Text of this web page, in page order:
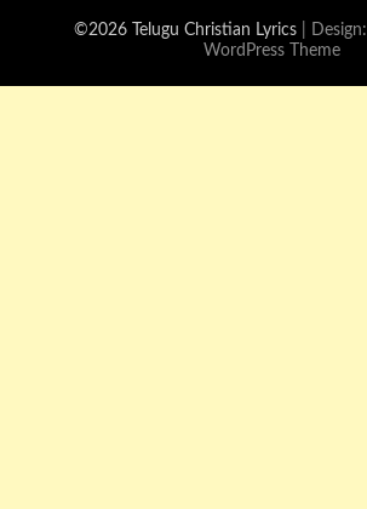
©2026 Telugu Christian Lyrics | Design:
WordPress Theme